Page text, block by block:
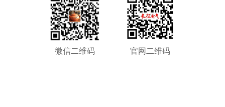
微信二维码 官网二维码